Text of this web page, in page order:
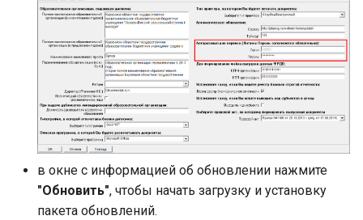
в окне с информацией об обновлении нажмите
"Обновить", чтобы начать загрузку и установку
пакета обновлений.